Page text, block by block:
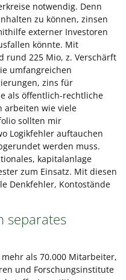
notwendig. Denn
zu können, zinsen
externer Investoren
könnte. Mit
rund 225 Mio, z. Verschärft
umfangreichen
zins für
als öffentlich-rechtliche
arbeiten wie viele
sollten mir
Logikfehler auftauchen
werden muss.
kapitalanlage
zum Einsatz. Mit diesen
Denkfehler, Kontostände
separates
als 70.000 Mitarbeiter,
und Forschungsinstitute